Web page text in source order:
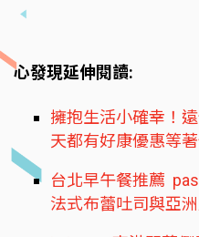
心發現延伸閱讀:
擁抱生活小確幸！
天都有好康優惠等
台北早午餐推薦
法式布蕾吐司與亞